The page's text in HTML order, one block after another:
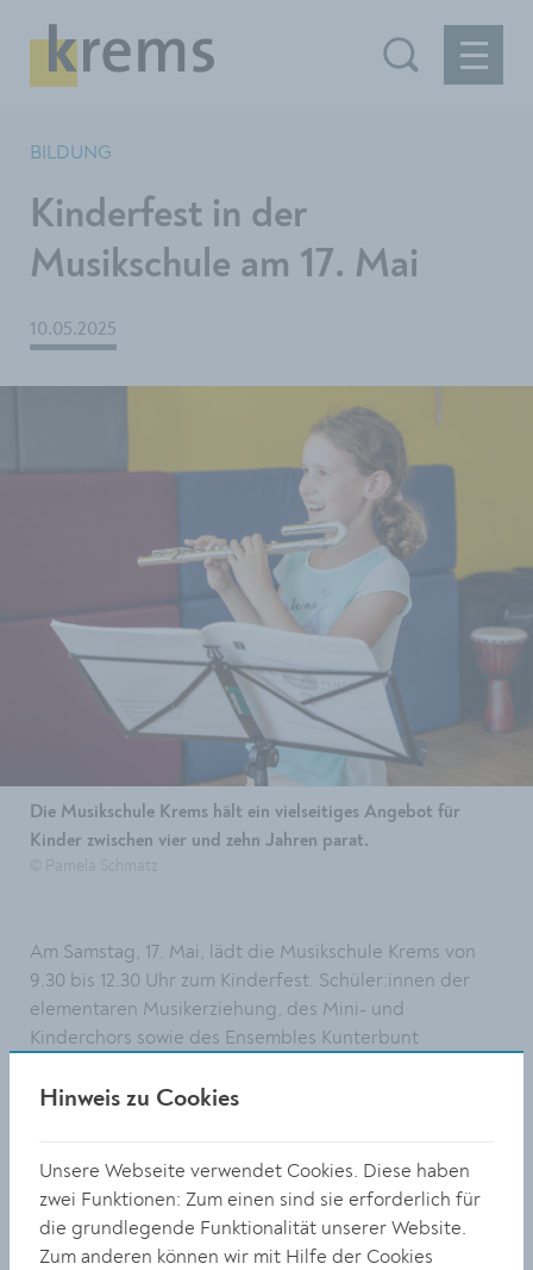
BILDUNG
Kinderfest in der
Musikschule am 17. Mai
10.05.2025
Die Musikschule Krems hält ein vielseitiges Angebot für
Kinder zwischen vier und zehn Jahren parat.
Am Samstag, 17. Mai, lädt die Musikschule Krems von
9.30 bis 12.30 Uhr zum Kinderfest. Schüler:innen der
elementaren Musikerziehung, des Mini- und
Kinderchors sowie des Ensembles Kunterbunt
zwischen vier und zehn Jahren eingeladen, selbst
lang die Möglichkeit, sich die verschiedenen
Instrumentengruppen vertiefter anzuschauen und
auszuprobieren.
Hinweis zu Cookies
Unsere Webseite verwendet Cookies. Diese haben
zwei Funktionen: Zum einen sind sie erforderlich für
die grundlegende Funktionalität unserer Website.
Zum anderen können wir mit Hilfe der Cookies